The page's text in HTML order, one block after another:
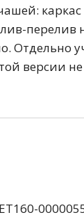
каркас
перелив
Отдельно
версии